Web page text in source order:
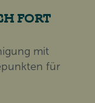
FORT
mit
für